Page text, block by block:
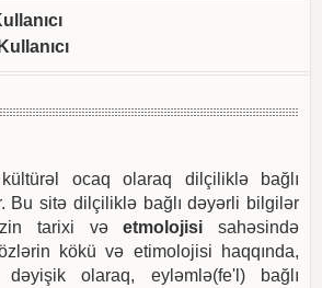
Kullanıcı
ocaq olaraq dilçiliklə bağlı
Bu sitə dilçiliklə bağlı dəyərli bilgilər
tarixi vəetmolojisi sahəsində
kökü və etimolojisi haqqında,
dəyişik olaraq, eyləmlə(fe'l) bağlı